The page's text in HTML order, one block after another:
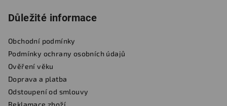
Důležité informace
Obchodní podmínky
Podmínky ochrany osobních údajů
Ověření věku
Doprava a platba
Odstoupení od smlouvy
Reklamace zboží